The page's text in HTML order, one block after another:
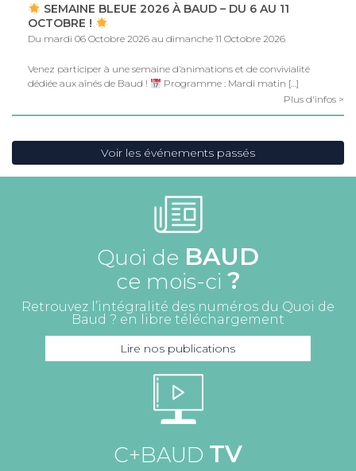
SEMAINE BLEUE 2026 À BAUD – DU 6 AU 11
OCTOBRE !
Du mardi 06 Octobre 2026 au dimanche 11 Octobre 2026
Venez participer à une semaine d’animations et de convivialité
dédiée aux aînés de Baud !
Programme : Mardi matin […]
Plus d'infos >
Voir les événements passés
Quoi de BAUD
ce mois-ci ?
Retrouvez l’intégralité des numéros du Quoi de
Baud ? en libre téléchargement
Lire nos publications
C+BAUD TV